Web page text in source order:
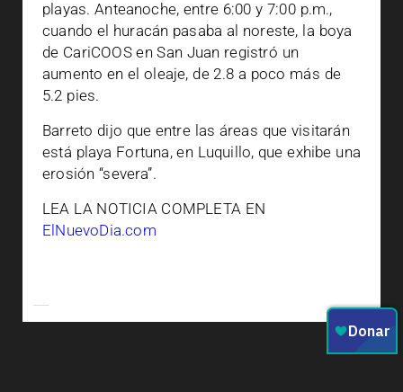
playas. Anteanoche, entre 6:00 y 7:00 p.m.,
cuando el huracán pasaba al noreste, la boya
de CariCOOS en San Juan registró un
aumento en el oleaje, de 2.8 a poco más de
5.2 pies.
Barreto dijo que entre las áreas que visitarán
está playa Fortuna, en Luquillo, que exhibe una
erosión “severa”.
LEA LA NOTICIA COMPLETA EN
ElNuevoDia.com